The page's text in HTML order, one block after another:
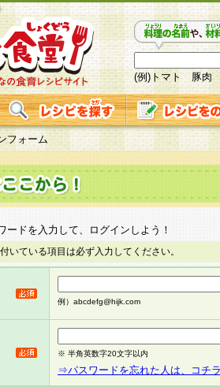
(例)トマト 豚肉
フォーム
ードを入力して、ログインしよう！
いている項目は必ず入力してください。
例）abcdefg@hijk.com
※ 半角英数字20文字以内
⇒パスワードを忘れた人は、コチ